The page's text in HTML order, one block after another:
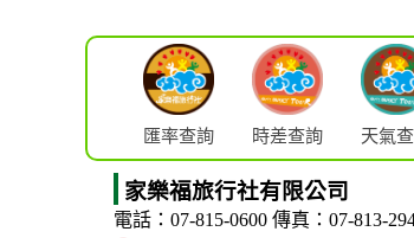
匯率查詢 時差查詢 天氣
家樂福旅行社有限公司
電話：07-815-0600 傳真：07-813-